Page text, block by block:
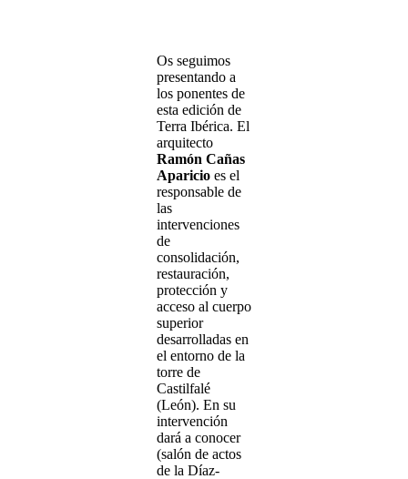
Os seguimos
presentando a
los ponentes de
esta edición de
Terra Ibérica. El
arquitecto
Ramón Cañas
Aparicioes el
responsable de
las
intervenciones
de
consolidación,
restauración,
protección y
acceso al cuerpo
superior
desarrolladas en
el entorno de la
torre de
Castilfalé
(León). En su
intervención
dará a conocer
(salón de actos
de la Díaz-